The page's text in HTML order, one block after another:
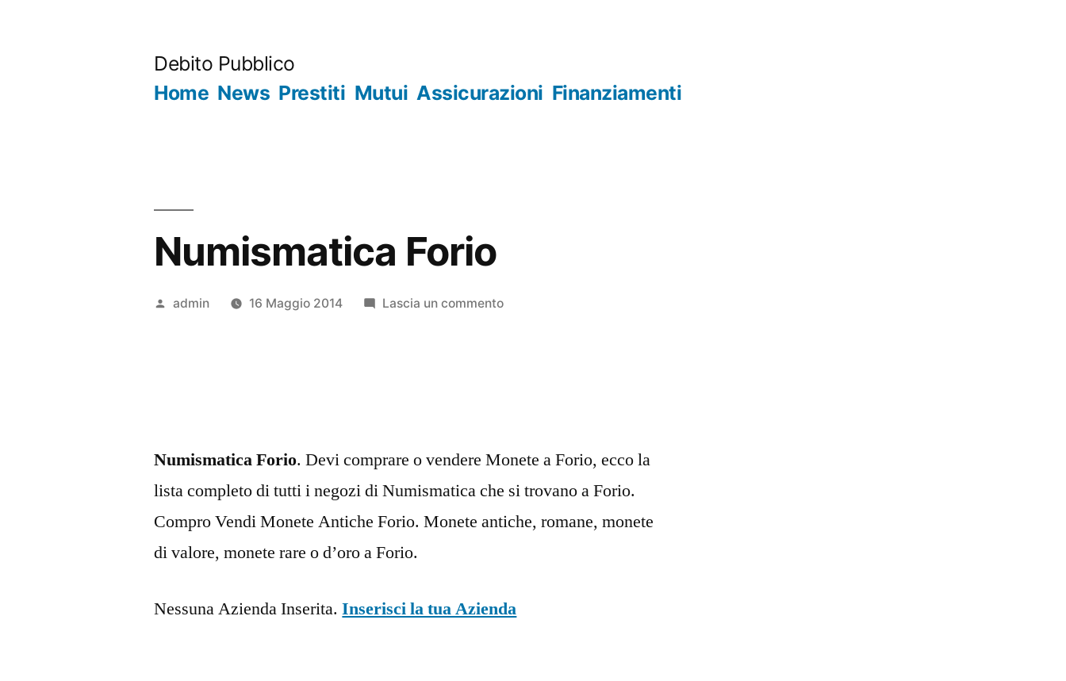
Debito Pubblico
Home News Prestiti Mutui Assicurazioni Finanziamenti
Numismatica Forio
Pubblicato
admin 16 Maggio 2014 Lascia un commentosu
Numismatica Forio. Devi comprare o vendere Monete a Forio, ecco la
lista completo di tutti i negozi di Numismatica che si trovano a Forio.
Compro Vendi Monete Antiche Forio. Monete antiche, romane, monete
di valore, monete rare o d’oro a Forio.
Nessuna Azienda Inserita. Inserisci la tua Azienda